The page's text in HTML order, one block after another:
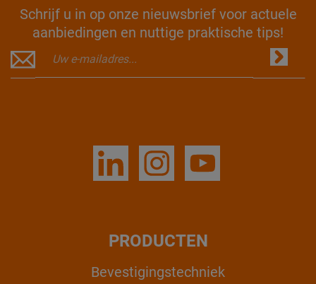
Schrijf u in op onze nieuwsbrief voor actuele
aanbiedingen en nuttige praktische tips!
PRODUCTEN
Bevestigingstechniek